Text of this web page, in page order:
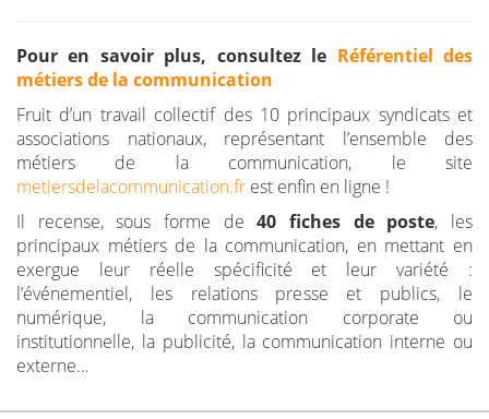
Pour en savoir plus, consultez le Référentiel des
métiers de la communication
Fruit d’un travail collectif des 10 principaux syndicats et
associations nationaux, représentant l’ensemble des
métiers de la communication, le site
metiersdelacommunication.fr est enfin en ligne !
Il recense, sous forme de40 fiches de poste, les
principaux métiers de la communication, en mettant en
exergue leur réelle spécificité et leur variété :
l’événementiel, les relations presse et publics, le
numérique, la communication corporate ou
institutionnelle, la publicité, la communication interne ou
externe…